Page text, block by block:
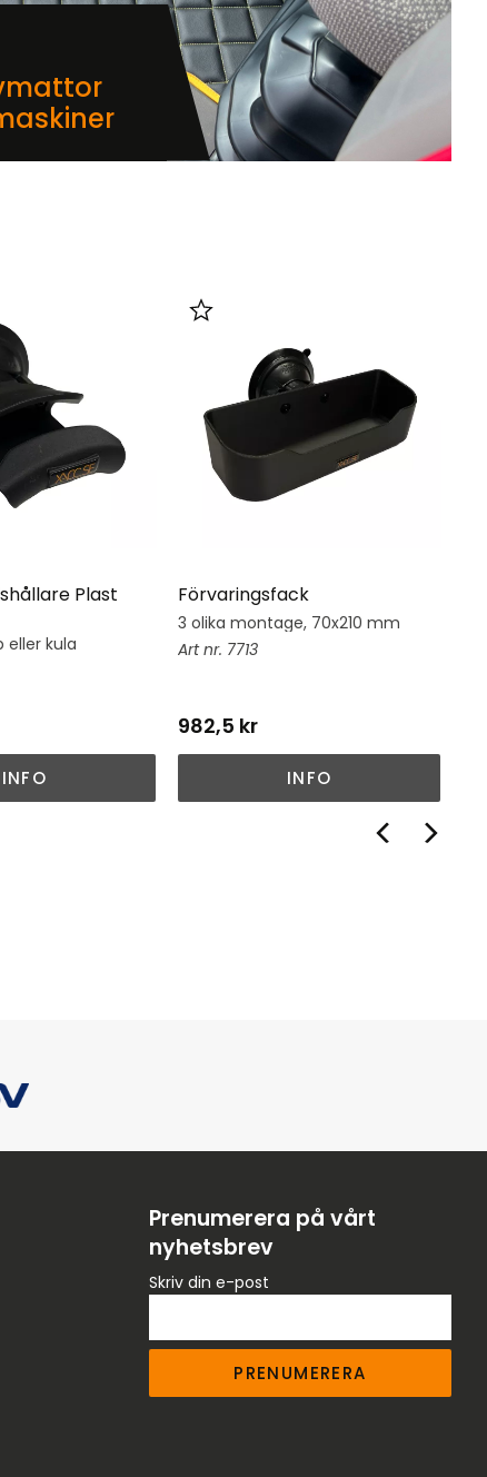
Plast
eller kula
INFO
Förvaringsfack
3 olika montage, 70x210 mm
7713
982,5 kr
Lägg till i favoriter
INFO
Prenumerera på vårt
nyhetsbrev
Skriv din e-post
PRENUMERERA